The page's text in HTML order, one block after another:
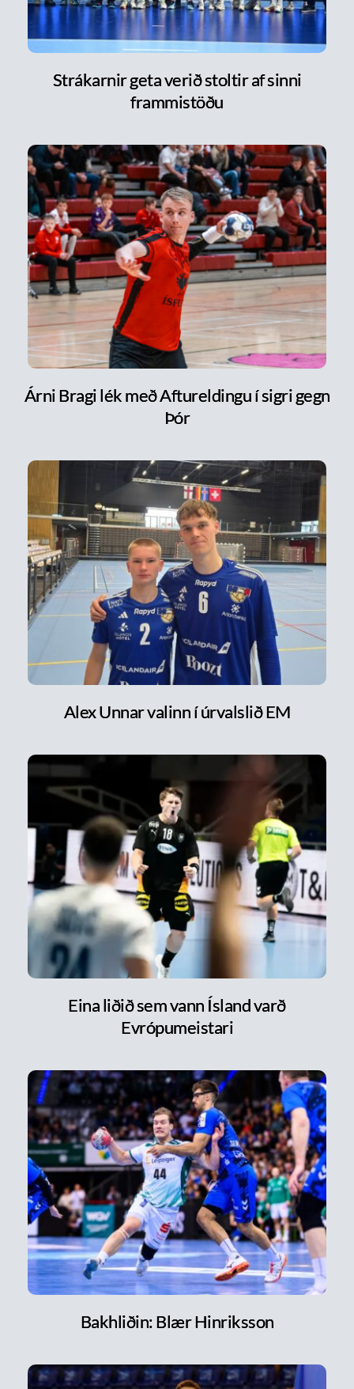
Strákarnir geta verið stoltir af sinni
frammistöðu
Árni Bragi lék með Aftureldingu í sigri gegn
Þór
Alex Unnar valinn í úrvalslið EM
Eina liðið sem vann Ísland varð
Evrópumeistari
Bakhliðin: Blær Hinriksson